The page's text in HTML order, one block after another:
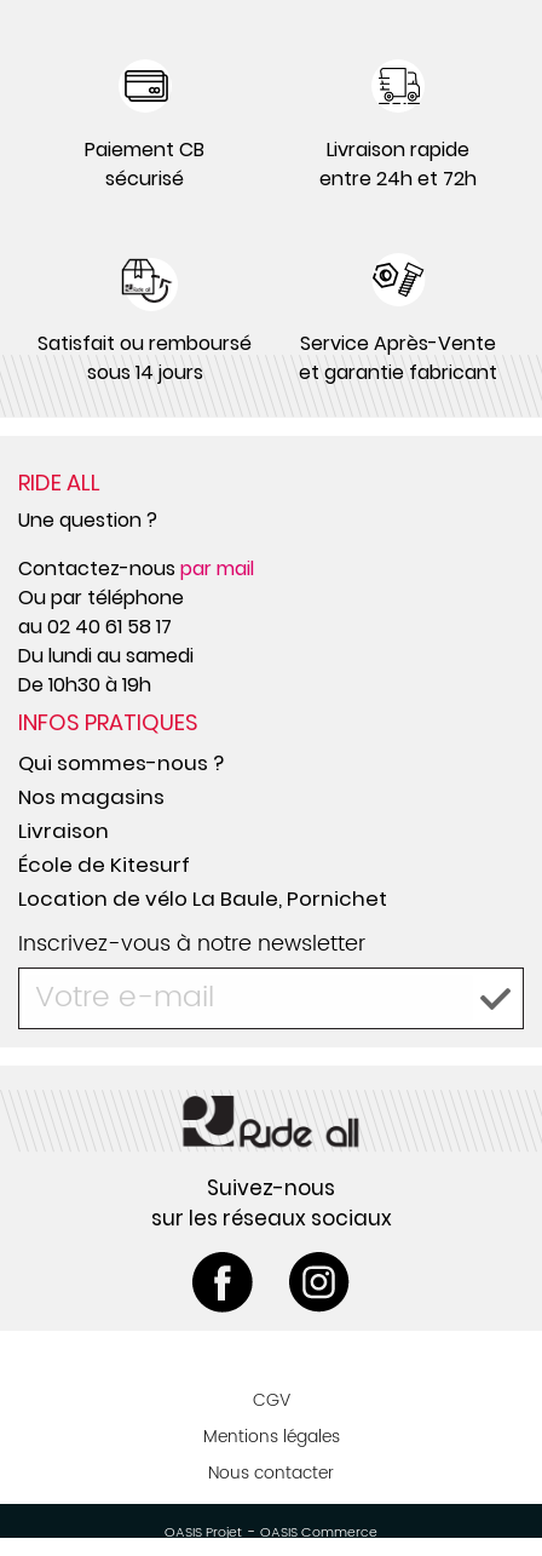
Paiement CB
sécurisé
Livraison rapide
entre 24h et 72h
Satisfait ou remboursé
sous 14 jours
Service Après-Vente
et garantie fabricant
RIDE ALL
Une question ?
Contactez-nouspar mail
Ou par téléphone
au 02 40 61 58 17
Du lundi au samedi
De 10h30 à 19h
INFOS PRATIQUES
Qui sommes-nous ?
Nos magasins
Livraison
École de Kitesurf
Location de vélo La Baule, Pornichet
Inscrivez-vous à notre newsletter
Suivez-nous
sur les réseaux sociaux
CGV
Mentions légales
Nous contacter
OASIS Projet-OASIS Commerce